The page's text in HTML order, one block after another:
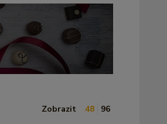
Zobrazit 48 96